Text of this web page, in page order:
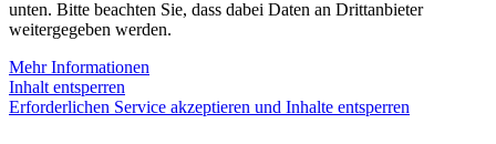
unten. Bitte beachten Sie, dass dabei Daten an Drittanbieter
weitergegeben werden.
Mehr Informationen
Inhalt entsperren
Erforderlichen Service akzeptieren und Inhalte entsperren